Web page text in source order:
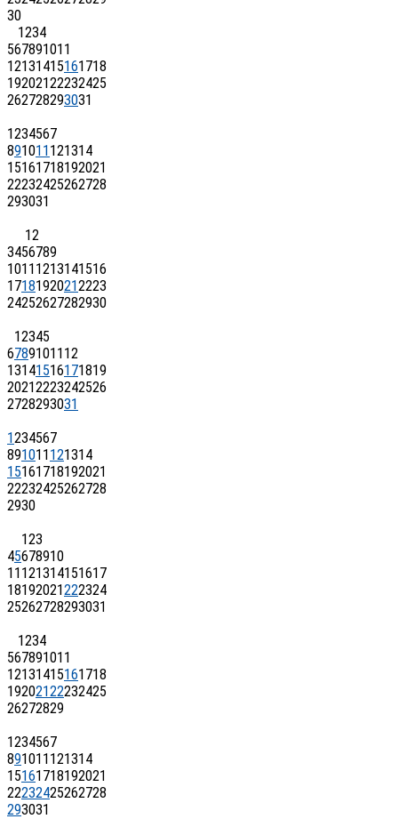
30
1234
567891011
12131415161718
19202122232425
262728293031
1234567
891011121314
15161718192021
22232425262728
293031
12
3456789
10111213141516
17181920212223
24252627282930
12345
6789101112
13141516171819
20212223242526
2728293031
1234567
891011121314
15161718192021
22232425262728
2930
123
45678910
11121314151617
18192021222324
25262728293031
1234
567891011
12131415161718
19202122232425
26272829
1234567
891011121314
15161718192021
22232425262728
293031